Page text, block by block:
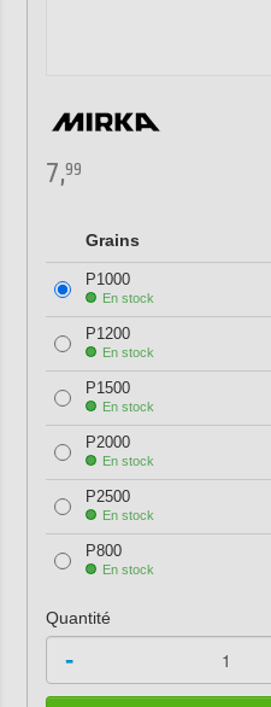
7,99
Grains
P1000
En stock
P1200
En stock
P1500
En stock
P2000
En stock
P2500
En stock
P800
En stock
Quantité
-